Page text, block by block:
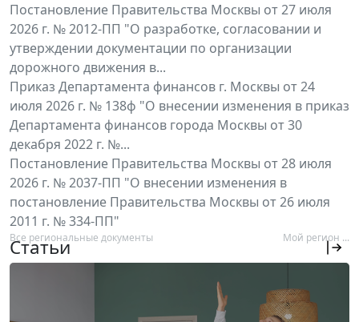
Постановление Правительства Москвы от 27 июля
2026 г. № 2012-ПП "О разработке, согласовании и
утверждении документации по организации
дорожного движения в...
Приказ Департамента финансов г. Москвы от 24
июля 2026 г. № 138ф "О внесении изменения в приказ
Департамента финансов города Москвы от 30
декабря 2022 г. №...
Постановление Правительства Москвы от 28 июля
2026 г. № 2037-ПП "О внесении изменения в
постановление Правительства Москвы от 26 июля
2011 г. № 334-ПП"
Все региональные документы Мой регион ...
Статьи